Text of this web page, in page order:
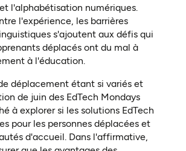
l'alphabétisation numériques.
l'expérience, les barrières
s'ajoutent aux défis qui
déplacés ont du mal à
à l'éducation.
déplacement étant si variés et
de juin des EdTech Mondays
à explorer si les solutions EdTech
pour les personnes déplacées et
d'accueil. Dans l'affirmative,